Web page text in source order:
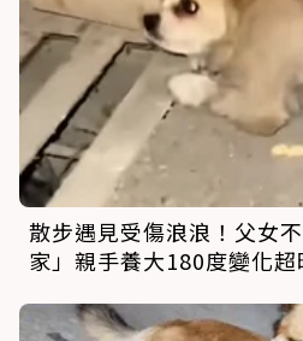
散步遇見受傷浪浪！父女
家」親手養大180度變化超